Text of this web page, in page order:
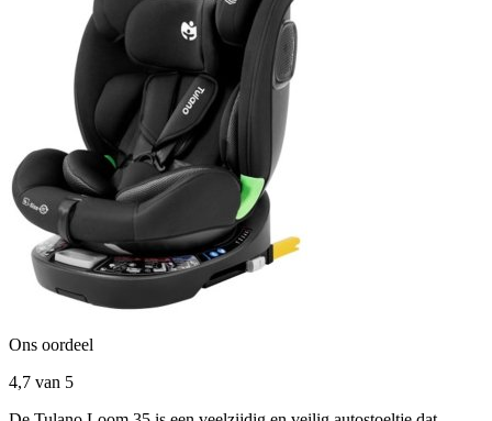
Ons oordeel
4,7 van 5